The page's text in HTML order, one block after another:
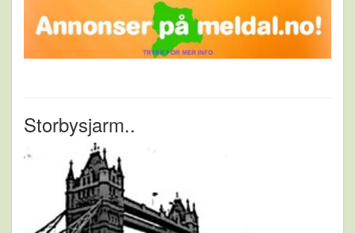
Storbysjarm..